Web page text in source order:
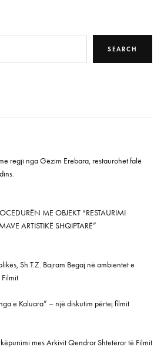
SEARCH
regji nga Gëzim Erebara, restaurohet falë
ME OBJEKT “RESTAURIMI
ARTISTIKË SHQIPTARË”
Sh.T.Z. Bajram Begaj në ambientet e
e Kaluara” – një diskutim përtej filmit
mes Arkivit Qendror Shtetëror të Filmit